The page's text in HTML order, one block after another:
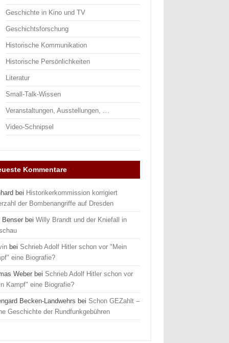
Geschichte in Kino und TV
Geschichtsforschung
Historische Kommunikation
Historische Persönlichkeiten
Literatur
Small-Talk-Wissen
Veranstaltungen, Ausstellungen, …
Video-Schnipsel
Kommentare
bei Historikerkommission korrigiert
der Bombenangriffe auf Dresden
Benser beiWilly Brandt und der Kniefall in
bei Schrieb Adolf Hitler schon vor "Mein
eine Biografie?
Weber bei Schrieb Adolf Hitler schon vor
Kampf" eine Biografie?
Becken-Landwehrs bei Schon GEZahlt –
Geschichte der Rundfunkgebühren